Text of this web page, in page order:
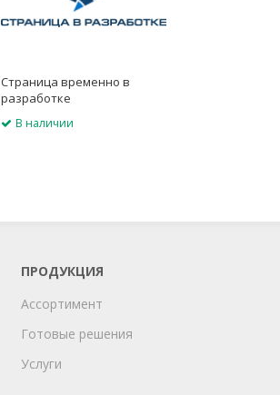
Страница временно в
разработке
В наличии
ПРОДУКЦИЯ
Ассортимент
Готовые решения
Услуги